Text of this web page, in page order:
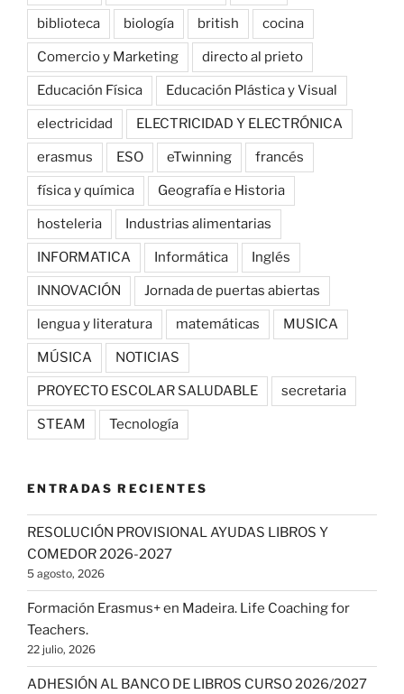
biblioteca biología british cocina
Comercio y Marketing directo al prieto
Educación Física Educación Plástica y Visual
electricidad ELECTRICIDAD Y ELECTRÓNICA
erasmus ESO eTwinning francés
física y química Geografía e Historia
hosteleria Industrias alimentarias
INFORMATICA Informática Inglés
INNOVACIÓN Jornada de puertas abiertas
lengua y literatura matemáticas MUSICA
MÚSICA NOTICIAS
PROYECTO ESCOLAR SALUDABLE secretaria
STEAM Tecnología
ENTRADAS RECIENTES
RESOLUCIÓN PROVISIONAL AYUDAS LIBROS Y
COMEDOR 2026-2027
5 agosto, 2026
Formación Erasmus+ en Madeira. Life Coaching for
Teachers.
22 julio, 2026
ADHESIÓN AL BANCO DE LIBROS CURSO 2026/2027